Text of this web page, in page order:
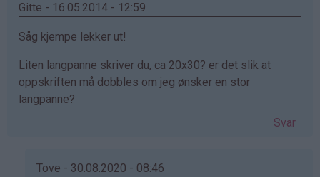
Gitte - 16.05.2014 - 12:59
Såg kjempe lekker ut!
Liten langpanne skriver du, ca 20x30? er det slik at
oppskriften må dobbles om jeg ønsker en stor
langpanne?
Svar
Tove - 30.08.2020 - 08:46